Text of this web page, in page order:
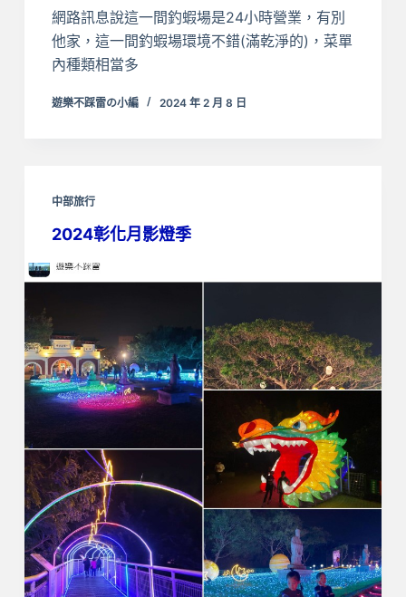
網路訊息說這一間釣蝦場是24小時營業，有別
他家，這一間釣蝦場環境不錯(滿乾淨的)，菜單
內種類相當多
遊樂不踩雷の小編 2024 年 2 月 8 日
中部旅行
2024彰化月影燈季